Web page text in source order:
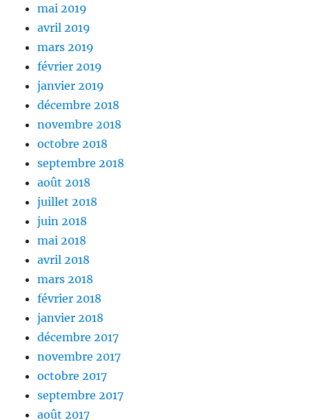
mai 2019
avril 2019
mars 2019
février 2019
janvier 2019
décembre 2018
novembre 2018
octobre 2018
septembre 2018
août 2018
juillet 2018
juin 2018
mai 2018
avril 2018
mars 2018
février 2018
janvier 2018
décembre 2017
novembre 2017
octobre 2017
septembre 2017
août 2017